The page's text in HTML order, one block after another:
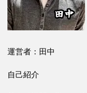
運営者：田中
自己紹介